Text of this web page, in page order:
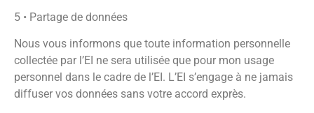
5 • Partage de données
Nous vous informons que toute information personnelle
collectée par l’EI ne sera utilisée que pour mon usage
personnel dans le cadre de l’EI. L’EI s’engage à ne jamais
diffuser vos données sans votre accord exprès.